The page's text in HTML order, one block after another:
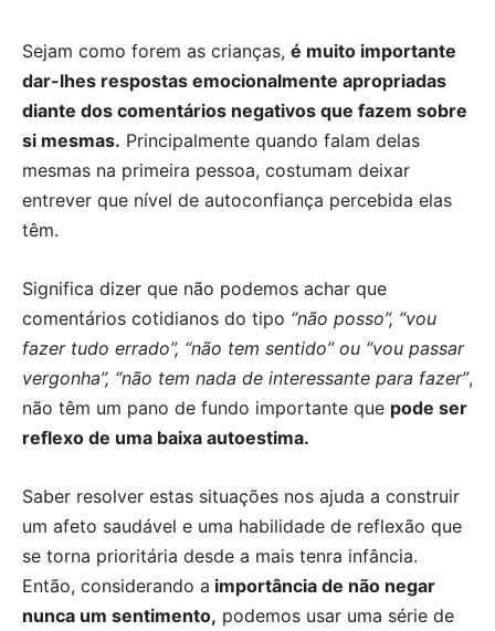
Sejam como forem as crianças, é muito importante
dar-lhes respostas emocionalmente apropriadas
diante dos comentários negativos que fazem sobre
si mesmas. Principalmente quando falam delas
mesmas na primeira pessoa, costumam deixar
entrever que nível de autoconfiança percebida elas
têm.
Significa dizer que não podemos achar que
comentários cotidianos do tipo “não posso”, “vou
fazer tudo errado”, “não tem sentido” ou “vou passar
vergonha”, “não tem nada de interessante para fazer”,
não têm um pano de fundo importante que pode ser
reflexo de uma baixa autoestima.
Saber resolver estas situações nos ajuda a construir
um afeto saudável e uma habilidade de reflexão que
se torna prioritária desde a mais tenra infância.
Então, considerando a importância de não negar
nunca um sentimento, podemos usar uma série de